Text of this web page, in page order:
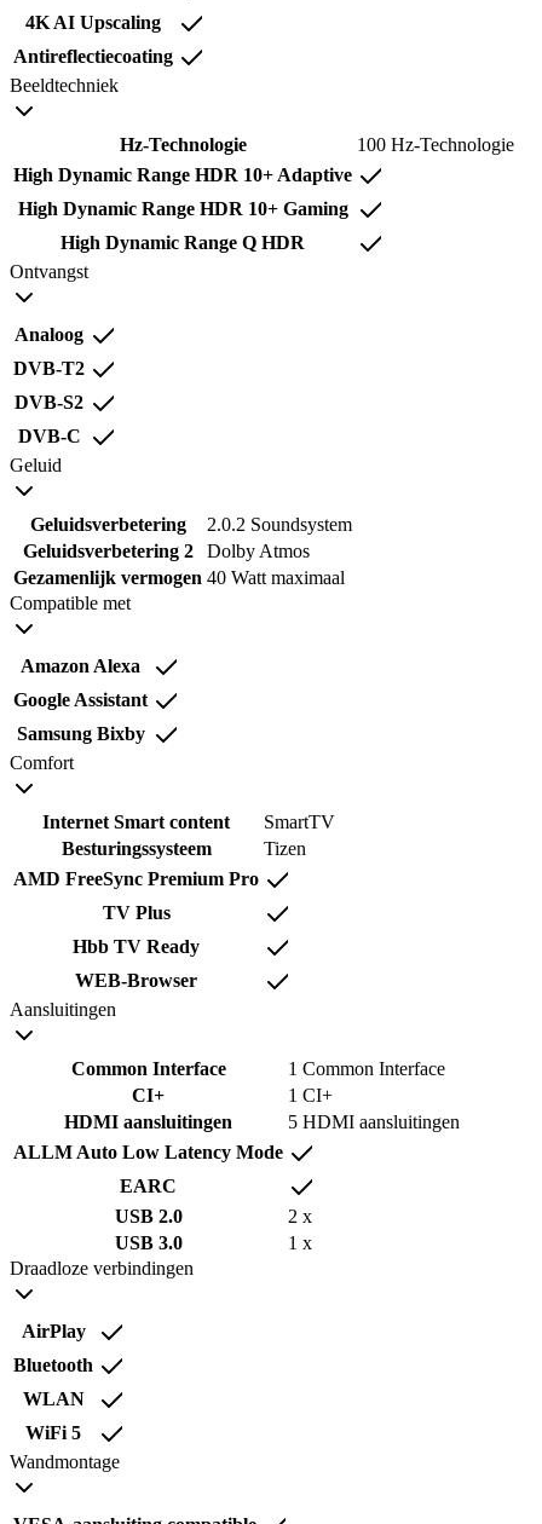
4K AI Upscaling
Antireflectiecoating
Beeldtechniek
Hz-Technologie
100 Hz-Technologie
High Dynamic Range HDR 10+ Adaptive
High Dynamic Range HDR 10+ Gaming
High Dynamic Range Q HDR
Ontvangst
Analoog
DVB-T2
DVB-S2
DVB-C
Geluid
Geluidsverbetering
2.0.2 Soundsystem
Geluidsverbetering 2
Dolby Atmos
Gezamenlijk vermogen 40 Watt maximaal
Compatible met
Amazon Alexa
Google Assistant
Samsung Bixby
Comfort
Internet Smart content
SmartTV
Besturingssysteem
Tizen
AMD FreeSync Premium Pro
TV Plus
Hbb TV Ready
WEB-Browser
Aansluitingen
Common Interface
1 Common Interface
CI+
1 CI+
HDMI aansluitingen
5 HDMI aansluitingen
ALLM Auto Low Latency Mode
EARC
USB 2.0
2 x
USB 3.0
1 x
Draadloze verbindingen
AirPlay
Bluetooth
WLAN
WiFi 5
Wandmontage